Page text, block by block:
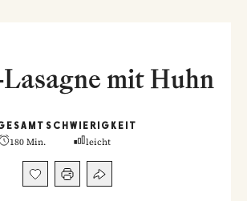
mit Huhn
180 Min.
SCHWIERIGKEIT
leicht